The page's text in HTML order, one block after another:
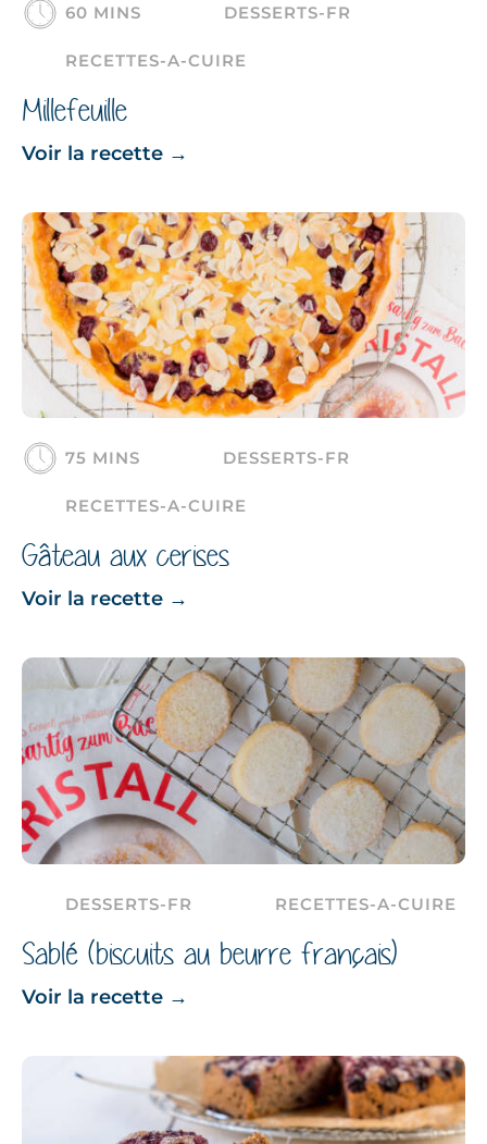
60 MINS DESSERTS-FR
RECETTES-A-CUIRE
Millefeuille
Voir la recette →
75 MINS DESSERTS-FR
RECETTES-A-CUIRE
Gâteau aux cerises
Voir la recette →
DESSERTS-FR RECETTES-A-CUIRE
Sablé (biscuits au beurre français)
Voir la recette →